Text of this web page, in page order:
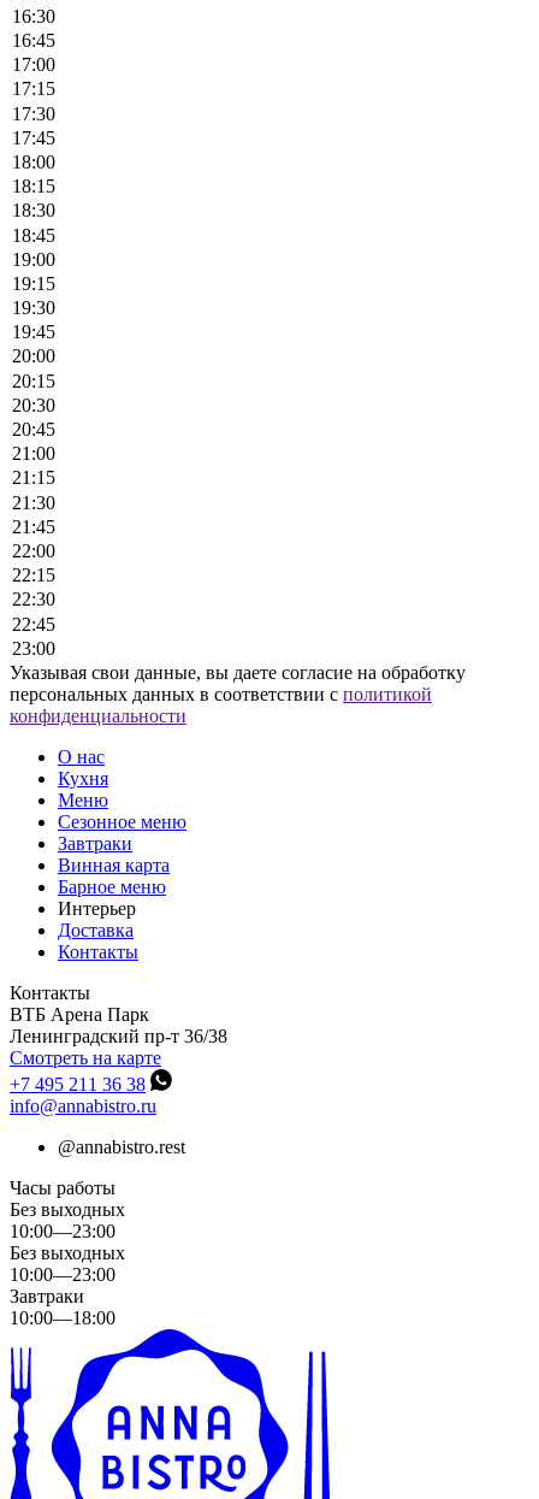
Указывая свои данные, вы даете согласие на обработку
персональных данных в соответствии с политикой
конфиденциальности
О нас
Кухня
Меню
Сезонное меню
Завтраки
Винная карта
Барное меню
Интерьер
Доставка
Контакты
Контакты
ВТБ Арена Парк
Ленинградский пр-т 36/38
Смотреть на карте
+7 495 211 36 38
info@annabistro.ru
@annabistro.rest
Часы работы
Без выходных
10:00—23:00
Без выходных
10:00—23:00
Завтраки
10:00—18:00